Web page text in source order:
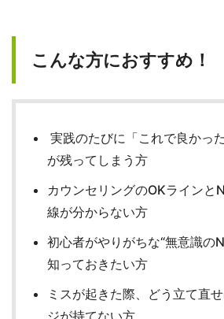
こんな方におすすめ！
実践のたびに「これで良かっ
が残ってしまう方
カウンセリングのOKラインと
線が分からない方
初心者がやりがちな“無意識の
知っておきたい方
ミスが起きた際、どう立て直
ジが持てない方